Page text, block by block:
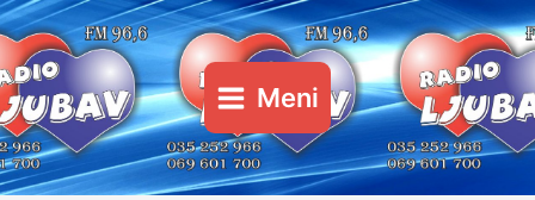
Пређи
на
садржај
Main
Menu
Meni